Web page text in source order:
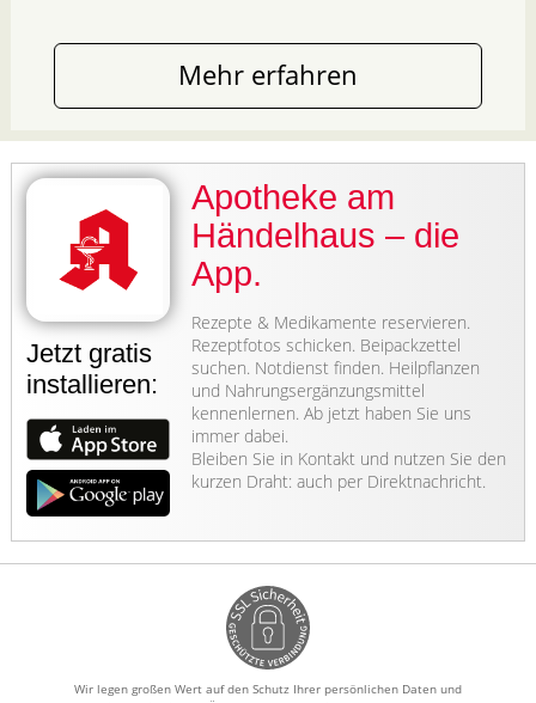
Mehr erfahren
Jetzt gratis
installieren:
Apotheke am
Händelhaus – die
App.
Rezepte & Medikamente reservieren.
Rezeptfotos schicken. Beipackzettel
suchen. Notdienst finden. Heilpflanzen
und Nahrungsergänzungsmittel
kennenlernen. Ab jetzt haben Sie uns
immer dabei.
Bleiben Sie in Kontakt und nutzen Sie den
kurzen Draht: auch per Direktnachricht.
Wir legen großen Wert auf den Schutz Ihrer persönlichen Daten und